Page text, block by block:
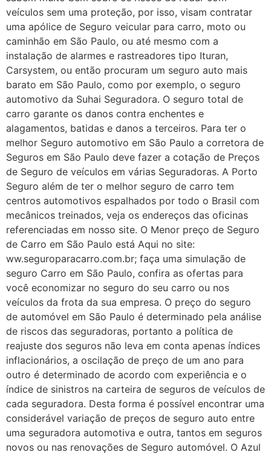
veículos sem uma proteção, por isso, visam contratar
uma apólice de Seguro veicular para carro, moto ou
caminhão em São Paulo, ou até mesmo com a
instalação de alarmes e rastreadores tipo Ituran,
Carsystem, ou então procuram um seguro auto mais
barato em São Paulo, como por exemplo, o seguro
automotivo da Suhai Seguradora. O seguro total de
carro garante os danos contra enchentes e
alagamentos, batidas e danos a terceiros. Para ter o
melhor Seguro automotivo em São Paulo a corretora de
Seguros em São Paulo deve fazer a cotação de Preços
de Seguro de veículos em várias Seguradoras. A Porto
Seguro além de ter o melhor seguro de carro tem
centros automotivos espalhados por todo o Brasil com
mecânicos treinados, veja os endereços das oficinas
referenciadas em nosso site. O Menor preço de Seguro
de Carro em São Paulo está Aqui no site:
ww.seguroparacarro.com.br; faça uma simulação de
seguro Carro em São Paulo, confira as ofertas para
você economizar no seguro do seu carro ou nos
veículos da frota da sua empresa. O preço do seguro
de automóvel em São Paulo é determinado pela análise
de riscos das seguradoras, portanto a política de
reajuste dos seguros não leva em conta apenas índices
inflacionários, a oscilação de preço de um ano para
outro é determinado de acordo com experiência e o
índice de sinistros na carteira de seguros de veículos de
cada seguradora. Desta forma é possível encontrar uma
considerável variação de preços de seguro auto entre
uma seguradora automotiva e outra, tantos em seguros
novos ou nas renovações de Seguro automóvel. O Azul